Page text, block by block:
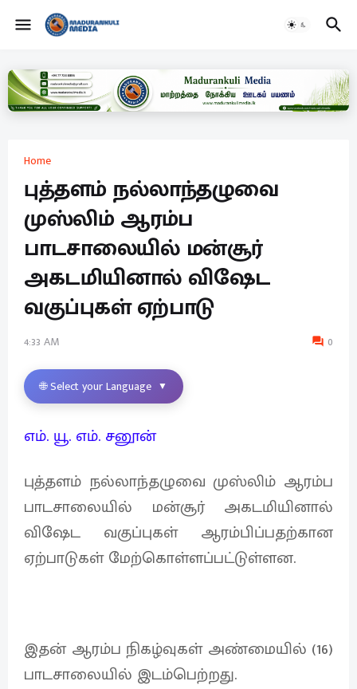
Home
புத்தளம் நல்லாந்தழுவை
முஸ்லிம் ஆரம்ப
பாடசாலையில் மன்சூர்
அகடமியினால் விஷேட
வகுப்புகள் ஏற்பாடு
4:33 AM 0
🌐 Select your Language ▼
எம். யூ. எம். சனூன்
புத்தளம் நல்லாந்தழுவை முஸ்லிம் ஆரம்ப
பாடசாலையில் மன்சூர் அகடமியினால்
விஷேட வகுப்புகள் ஆரம்பிப்பதற்கான
ஏற்பாடுகள் மேற்கொள்ளப்பட்டுள்ளன.
இதன் ஆரம்ப நிகழ்வுகள் அண்மையில் (16)
பாடசாலையில் இடம்பெற்றது.